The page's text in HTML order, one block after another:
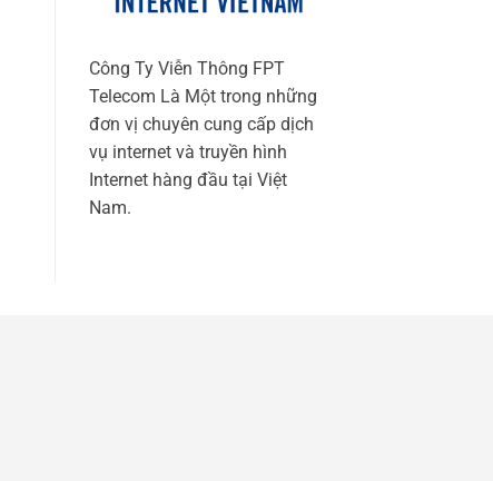
Công Ty Viễn Thông FPT
Telecom Là Một trong những
đơn vị chuyên cung cấp dịch
vụ internet và truyền hình
Internet hàng đầu tại Việt
Nam.